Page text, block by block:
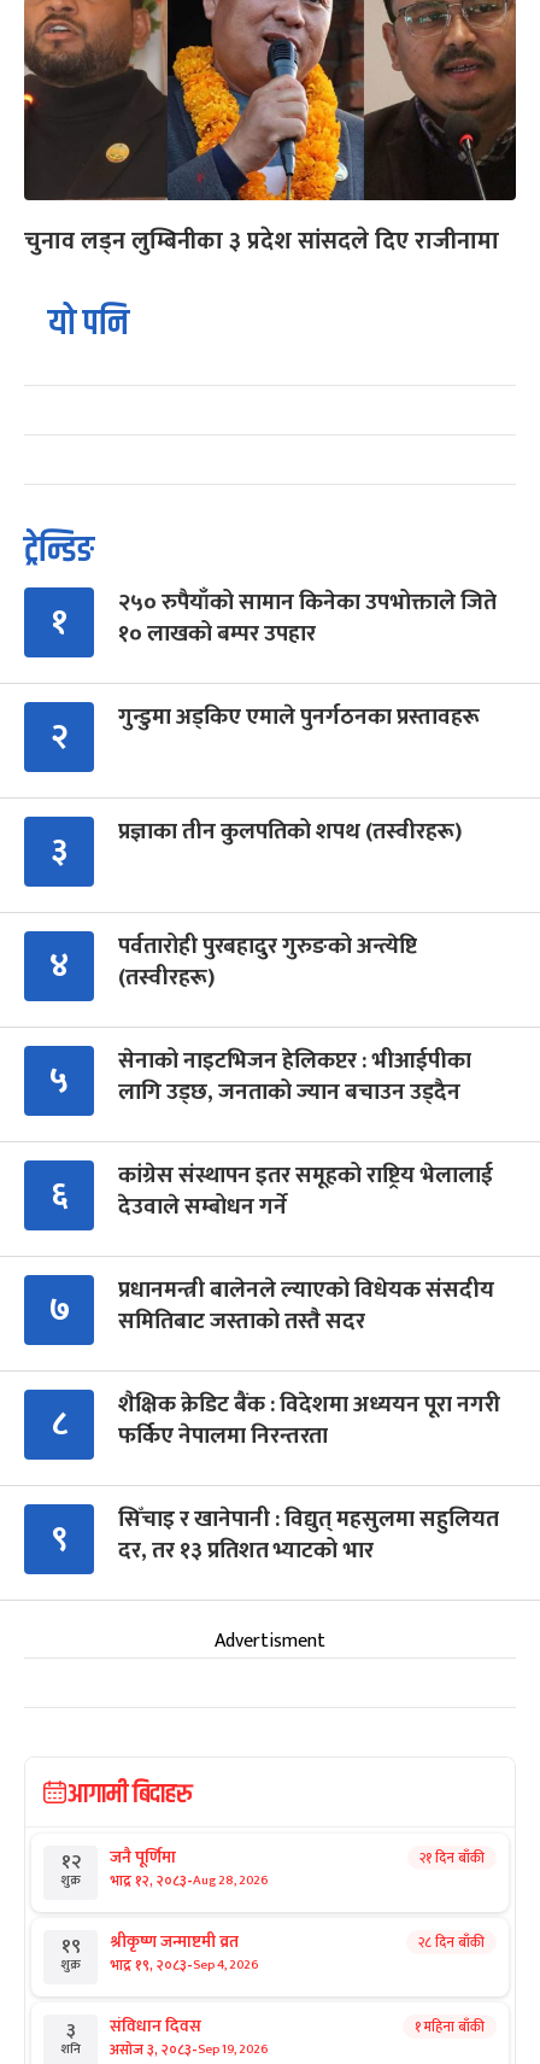
चुनाव लड्न लुम्बिनीका ३ प्रदेश सांसदले दिए राजीनामा
यो पनि
ट्रेन्डिङ
१
२५० रुपैयाँको सामान किनेका उपभोक्ताले जिते
१० लाखको बम्पर उपहार
२ गुन्डुमा अड्किए एमाले पुनर्गठनका प्रस्तावहरू
३ प्रज्ञाका तीन कुलपतिको शपथ (तस्वीरहरू)
४
पर्वतारोही पुरबहादुर गुरुङको अन्त्येष्टि
(तस्वीरहरू)
५
सेनाको नाइटभिजन हेलिकप्टर : भीआईपीका
लागि उड्छ, जनताको ज्यान बचाउन उड्दैन
६
कांग्रेस संस्थापन इतर समूहको राष्ट्रिय भेलालाई
देउवाले सम्बोधन गर्ने
७
प्रधानमन्त्री बालेनले ल्याएको विधेयक संसदीय
समितिबाट जस्ताको तस्तै सदर
८
शैक्षिक क्रेडिट बैंक : विदेशमा अध्ययन पूरा नगरी
फर्किए नेपालमा निरन्तरता
९
सिँचाइ र खानेपानी : विद्युत् महसुलमा सहुलियत
दर, तर १३ प्रतिशत भ्याटको भार
Advertisment
आगामी बिदाहरु
१२
शुक्र
जनै पूर्णिमा
भाद्र १२, २०८३-Aug 28, 2026
२१ दिन बाँकी
१९
शुक्र
श्रीकृष्ण जन्माष्टमी व्रत
भाद्र १९, २०८३-Sep 4, 2026
२८ दिन बाँकी
३
शनि
संविधान दिवस
असोज ३, २०८३-Sep 19, 2026
१ महिना बाँकी